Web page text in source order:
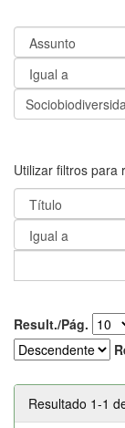
Utilizar filtros para
Result./Pág.
Resultado 1-1